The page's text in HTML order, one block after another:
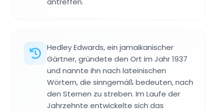
Hedley Edwards, ein jamaikanischer
Gärtner, gründete den Ort im Jahr 1937
und nannte ihn nach lateinischen
Wörtern, die sinngemäß bedeuten, nach
den Sternen zu streben. Im Laufe der
Jahrzehnte entwickelte sich das